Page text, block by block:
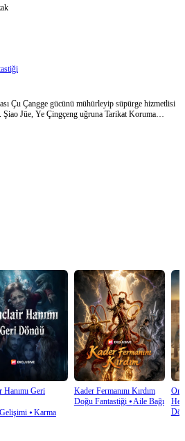
Çu Çangge gücünü mühürleyip süpürge hizmetlisi
Şiao Jüe, Ye Çingçeng uğruna Tarikat Koruma
Çangge mühürü açıp Şiao Jüe’yi yerle bir eder;
geri döner… Tek kılıçla her şey silinir. Çu Çangge
davası gerçekten bitti mi?
Hanımı Geri
⦁ Karma
Kader Fermanını Kırdım
Doğu Fantastiği⦁Aile Bağı